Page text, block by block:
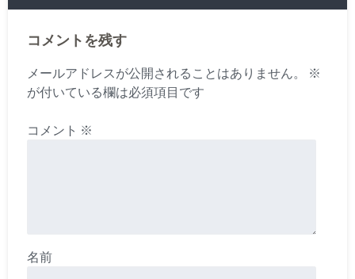
コメントを残す
メールアドレスが公開されることはありません。
※
が付いている欄は必須項目です
コメント ※
名前